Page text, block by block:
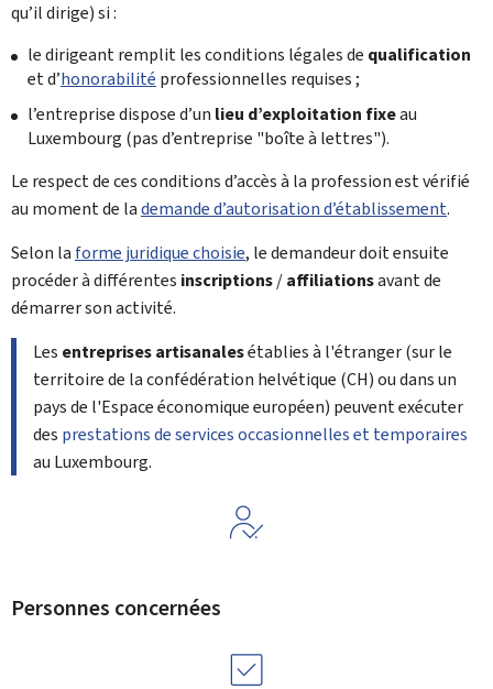
qu’il dirige) si :
le dirigeant remplit les conditions légales de qualification
et d’honorabilité professionnelles requises ;
l’entreprise dispose d’un lieu d’exploitation fixeau
Luxembourg (pas d’entreprise "boîte à lettres").
Le respect de ces conditions d’accès à la profession est vérifié
au moment de lademande d’autorisation d’établissement.
Selon la forme juridique choisie, le demandeur doit ensuite
procéder à différentes inscriptions/affiliationsavant de
démarrer son activité.
Les entreprises artisanalesétablies à l'étranger (sur le
territoire de la confédération helvétique (CH) ou dans un
pays de l'Espace économique européen) peuvent exécuter
des prestations de services occasionnelles et temporaires
au Luxembourg.
Personnes concernées